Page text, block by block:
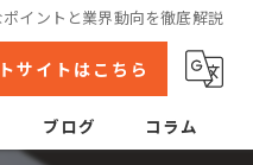
イントと業界動向を徹底解説
サイトはこちら
ブログ コラム